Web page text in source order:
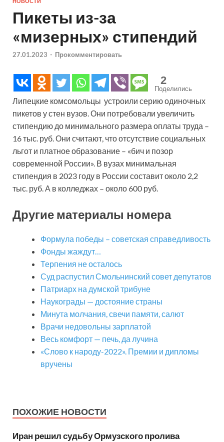
Пикеты из-за
«мизерных» стипендий
27.01.2023 - Прокомментировать
2
Поделились
Липецкие комсомольцы устроили серию одиночных
пикетов у стен вузов. Они потребовали увеличить
стипендию до минимального размера оплаты труда –
16 тыс. руб. Они считают, что отсутствие социальных
льгот и платное образование – «бич и позор
современной России». В вузах минимальная
стипендия в 2023 году в России составит около 2,2
тыс. руб. А в колледжах – около 600 руб.
Другие материалы номера
Формула победы – советская справедливость
Фонды жаждут…
Терпения не осталось
Суд распустил Смольнинский совет депутатов
Патриарх на думской трибуне
Наукограды — достояние страны
Минута молчания, свечи памяти, салют
Врачи недовольны зарплатой
Весь комфорт — печь, да лучина
«Слово к народу-2022». Премии и дипломы
вручены
ПОХОЖИЕ НОВОСТИ
Иран решил судьбу Ормузского пролива